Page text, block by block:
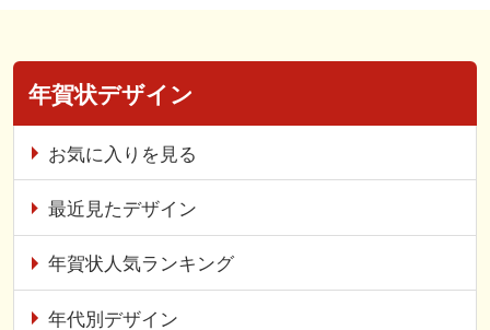
年賀状デザイン
お気に入りを見る
最近見たデザイン
年賀状人気ランキング
年代別デザイン